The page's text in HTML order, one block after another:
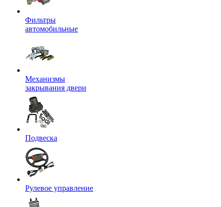
Фильтры
автомобильные
Механизмы
закрывания двери
Подвеска
Рулевое управление